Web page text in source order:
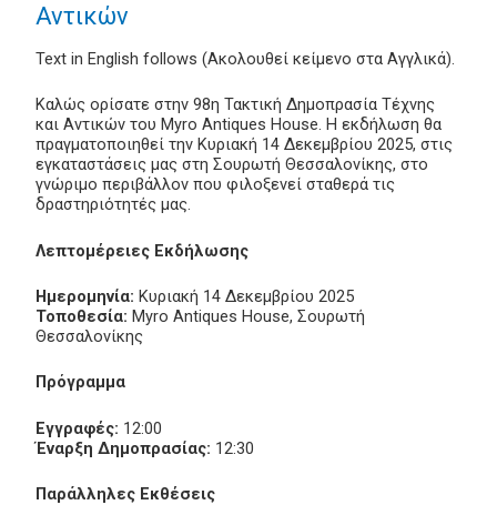
Αντικών
Text in English follows (Ακολουθεί κείμενο στα Αγγλικά).
Καλώς ορίσατε στην 98η Τακτική Δημοπρασία Τέχνης
και Αντικών του Myro Antiques House. Η εκδήλωση θα
πραγματοποιηθεί την Κυριακή 14 Δεκεμβρίου 2025, στις
εγκαταστάσεις μας στη Σουρωτή Θεσσαλονίκης, στο
γνώριμο περιβάλλον που φιλοξενεί σταθερά τις
δραστηριότητές μας.
Λεπτομέρειες Εκδήλωσης
Ημερομηνία: Κυριακή 14 Δεκεμβρίου 2025
Τοποθεσία: Myro Antiques House, Σουρωτή
Θεσσαλονίκης
Πρόγραμμα
Εγγραφές: 12:00
Έναρξη Δημοπρασίας: 12:30
Παράλληλες Εκθέσεις